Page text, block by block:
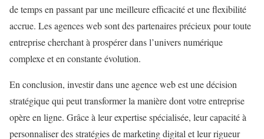
de temps en passant par une meilleure efficacité et une flexibilité
accrue. Les agences web sont des partenaires précieux pour toute
entreprise cherchant à prospérer dans l’univers numérique
complexe et en constante évolution.
En conclusion, investir dans une agence web est une décision
stratégique qui peut transformer la manière dont votre entreprise
opère en ligne. Grâce à leur expertise spécialisée, leur capacité à
personnaliser des stratégies de marketing digital et leur rigueur